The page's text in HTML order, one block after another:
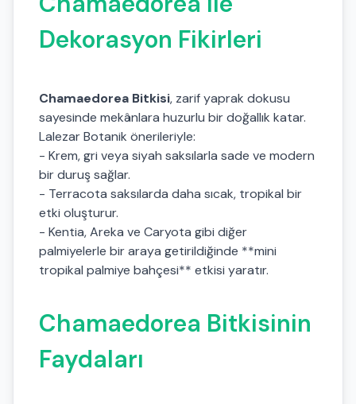
Dekorasyon Fikirleri
Chamaedorea Bitkisi, zarif yaprak dokusu
sayesinde mekânlara huzurlu bir doğallık katar.
Lalezar Botanik önerileriyle:
- Krem, gri veya siyah saksılarla sade ve modern
bir duruş sağlar.
- Terracota saksılarda daha sıcak, tropikal bir
etki oluşturur.
- Kentia, Areka ve Caryota gibi diğer
palmiyelerle bir araya getirildiğinde **mini
tropikal palmiye bahçesi** etkisi yaratır.
Chamaedorea Bitkisinin
Faydaları